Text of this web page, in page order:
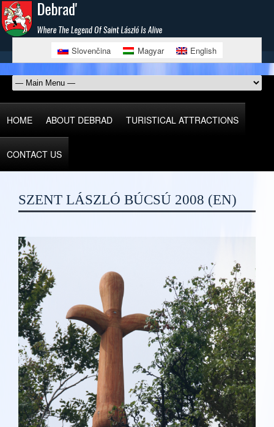
Slovenčina Magyar English
HOME ABOUT DEBRAD TURISTICAL ATTRACTIONS
CONTACT US
SZENT LÁSZLÓ BÚCSÚ 2008 (EN)